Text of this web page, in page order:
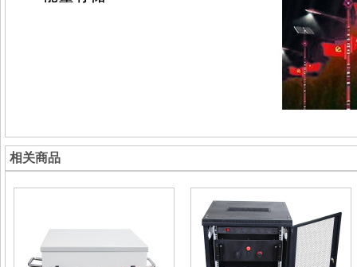
相关商品